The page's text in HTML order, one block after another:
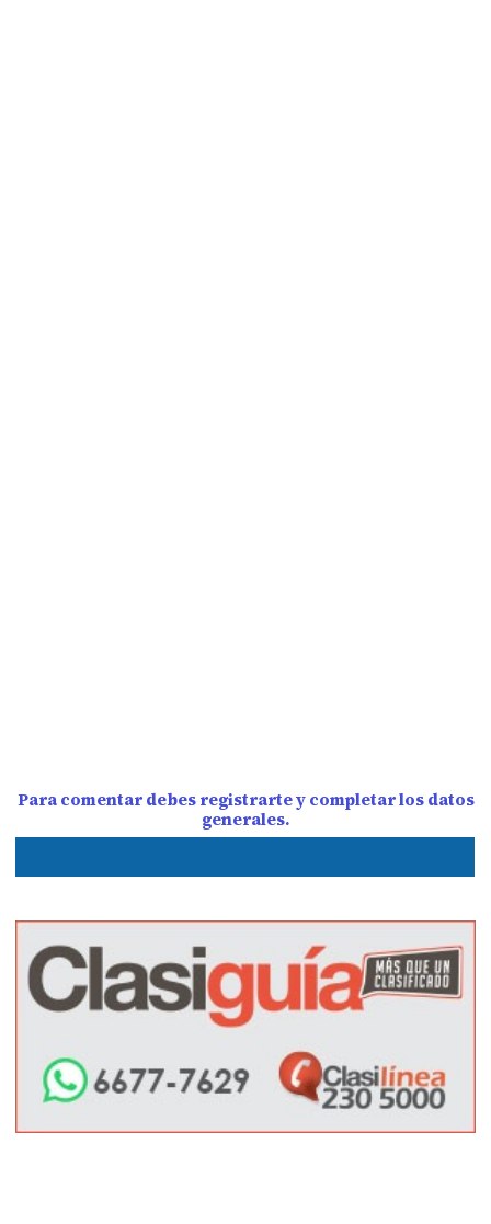
Para comentar debes registrarte y completar los datos
generales.